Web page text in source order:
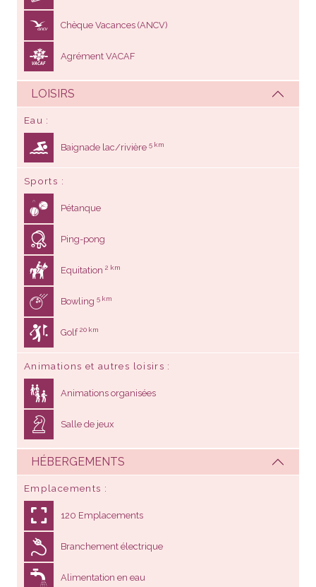
Chèque Vacances (ANCV)
Agrément VACAF
LOISIRS
Eau
Baignade lac/rivière 5 km
Sports
Pétanque
Ping-pong
Equitation 2 km
Bowling 5 km
Golf20 km
Animations et autres loisirs
Animations organisées
Salle de jeux
HÉBERGEMENTS
Emplacements
120 Emplacements
Branchement électrique
Alimentation en eau